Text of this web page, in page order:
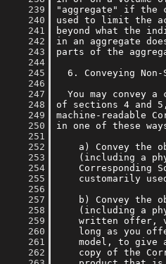
    239
    240
    241
    242
    243
    244
    245
    246
    247
    248
    249
    250
    251
    252
    253
    254
    255
    256
    257
    258
    259
    260
    261
    262